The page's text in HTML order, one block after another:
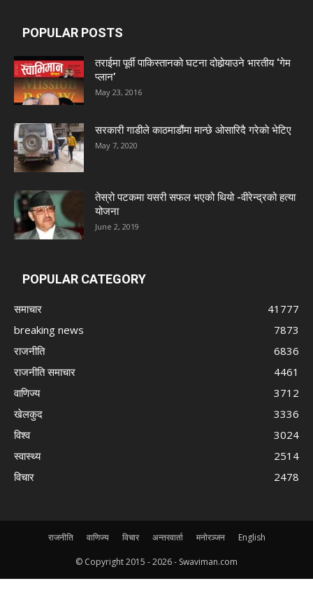
POPULAR POSTS
तराईमा पूर्वी पाकिस्तानको घटना दोहोर्‍याउने भारतीय ‘गेम
प्लान’
May 23, 2016
सरकारी गाडीले काठमाडौंमा मान्छे ओसारिदै गरेकाे भेटिए
May 7, 2020
तेस्रो पटकमा यसरी सफल भएको थियो -वीरेन्द्रको हत्या
योजना
June 2, 2019
POPULAR CATEGORY
समाचार
41777
breaking news
7873
राजनीति
6836
राजनीति समाचार
4461
वाणिज्य
3712
खेलकुद
3336
विश्व
3024
स्वास्थ्य
2514
विचार
2478
राजनीति वाणिज्य विचार अन्तरवार्ता मनोरञ्जन English
© Copyright 2015 -2026 - Swaviman.com